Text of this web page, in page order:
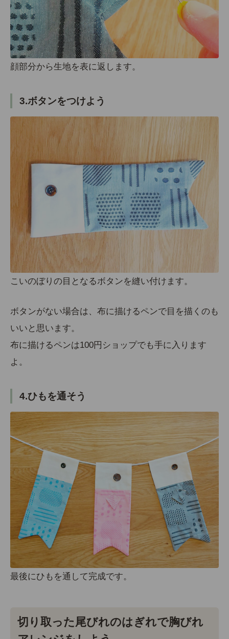
顔部分から生地を表に返します。
3.ボタンをつけよう
こいのぼりの目となるボタンを縫い付けます。
ボタンがない場合は、布に描けるペンで目を描くのも
いいと思います。
布に描けるペンは100円ショップでも手に入ります
よ。
4.ひもを通そう
最後にひもを通して完成です。
切り取った尾びれのはぎれで胸びれ